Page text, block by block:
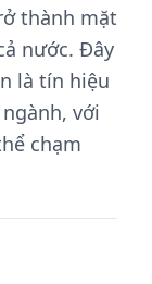
thành mặt
nước. Đây
là tín hiệu
với
chạm